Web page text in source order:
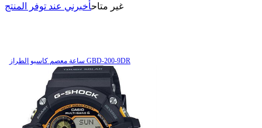
غير متاحأخبرني عند توفر المنتج
ساعة معصم کاسیو الطراز GBD-200-9DR